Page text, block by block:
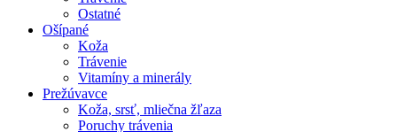
Ostatné
Ošípané
Koža
Trávenie
Vitamíny a minerály
Prežúvavce
Koža, srsť, mliečna žľaza
Poruchy trávenia